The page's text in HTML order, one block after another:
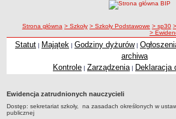
Licea
Zespoły Szkół
Techniczne Zakłady Naukowe
PRZEDSZKOLA
ARCHIWUM SZKÓŁ I PLACÓWEK
Zlikwidowane gimnazja
ścieżka nawigacji
Strona główna > Szkoły > Szkoły Podstawowe > sp30
>
Statut | Majątek | Godziny dyżurów|
archiwa
Kontrole | Zarządzenia | Deklaracja
Ewidencja zatrudnionych nauczycieli
Dostęp: sekretariat szkoły, na zasadach określonych w
publicznej